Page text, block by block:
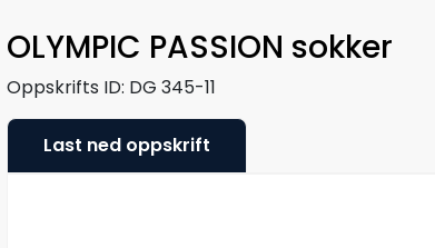
OLYMPIC PASSION sokker
Oppskrifts ID: DG 345-11
Last ned oppskrift